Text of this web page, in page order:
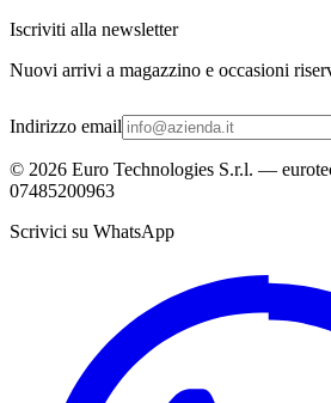
Iscriviti alla newsletter
Nuovi arrivi a magazzino e occasioni
Indirizzo email
© 2026 Euro Technologies S.r.l. —
07485200963
Scrivici su WhatsApp